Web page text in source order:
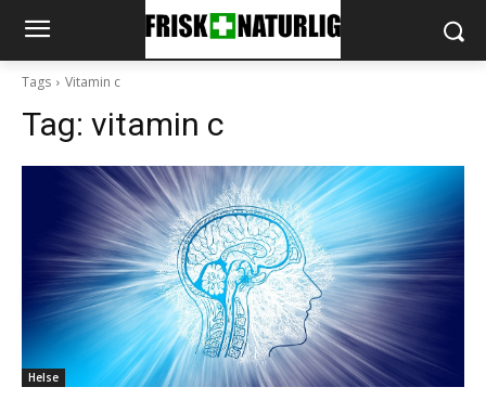
Tags Vitamin c
Tag: vitamin c
Helse